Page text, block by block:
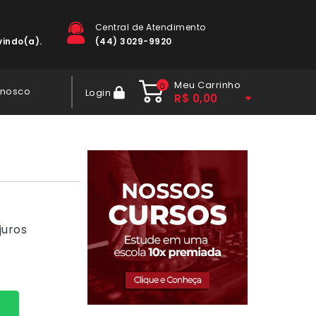
Central de Atendimento
(44) 3029-9920
Login
0 Meu Carrinho
R$ 0,00